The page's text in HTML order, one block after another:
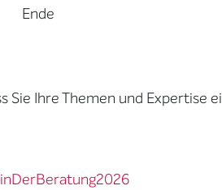
Ende
Sie Ihre Themen und